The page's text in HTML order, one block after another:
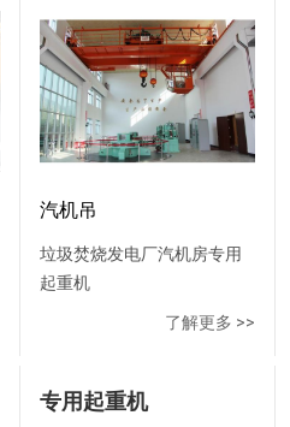
主要由工具小车、桥架、大
车运行机构、电动葫芦、电
气控制系统组成。工具小车
由吸卸料系统、夹钳装置、
小车架、小车运行机构及司
加PLC控制。该起重机成熟可
技术**，受到广大用户好
评。
本产品通过自动夹钳，每次
可夹取21块阳极碳块，***高
可堆成8层。桥架下面装有工
字钢，工字钢上装有5t电动
葫芦，该葫芦沿工字钢运
钳夹取碳块，还可在车间吊
部采用变频调速，全部操作
均可在操纵室内完成。采用
机械重力式自动夹取代替气
产品深受广大用户好评，已
汽机吊
垃圾焚烧发电厂汽机房专用
起重机
了解更多 >>
专用起重机